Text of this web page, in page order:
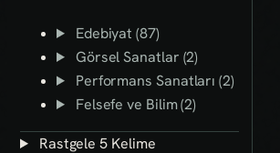
Edebiyat (87)
Görsel Sanatlar (2)
Performans Sanatları (2)
Felsefe ve Bilim (2)
Rastgele 5 Kelime